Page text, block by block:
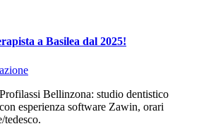
a Basilea dal 2025!